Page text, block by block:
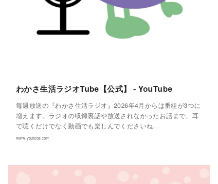
わかさ生活ラジオTube【公式】 - YouTube
毎週放送の『わかさ生活ラジオ』2026年4月からは番組が3つに
増えます。ラジオの収録裏話や放送されなかったお話まで、耳
で聴くだけでなく動画でも楽しんでくださいね…
www.youtube.com